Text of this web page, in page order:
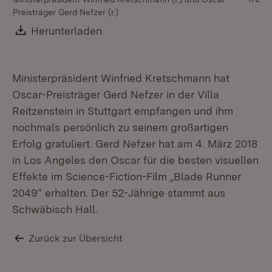
Preisträger Gerd Nefzer (r.)
Download:
Herunterladen
Ministerpräsident Winfried Kretschmann hat
Oscar-Preisträger Gerd Nefzer in der Villa
Reitzenstein in Stuttgart empfangen und ihm
nochmals persönlich zu seinem großartigen
Erfolg gratuliert. Gerd Nefzer hat am 4. März 2018
in Los Angeles den Oscar für die besten visuellen
Effekte im Science-Fiction-Film „Blade Runner
2049“ erhalten. Der 52-Jährige stammt aus
Schwäbisch Hall.
Zurück zur Übersicht